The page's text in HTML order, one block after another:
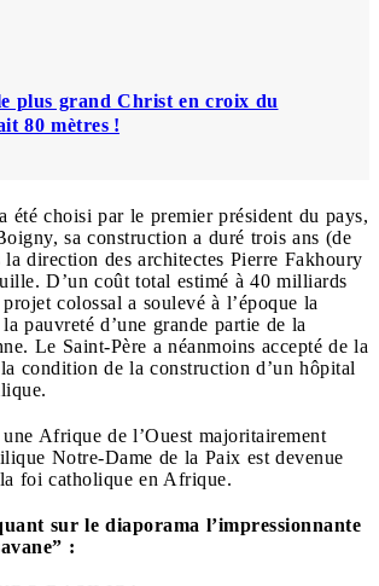
plus grand Christ en croix du
80 mètres !
été choisi par le premier président du pays,
sa construction a duré trois ans (de
la direction des architectes Pierre Fakhoury
D’un coût total estimé à 40 milliards
colossal a soulevé à l’époque la
pauvreté d’une grande partie de la
Le Saint-Père a néanmoins accepté de la
condition de la construction d’un hôpital
Afrique de l’Ouest majoritairement
Notre-Dame de la Paix est devenue
foi catholique en Afrique.
sur le diaporama l’impressionnante
: